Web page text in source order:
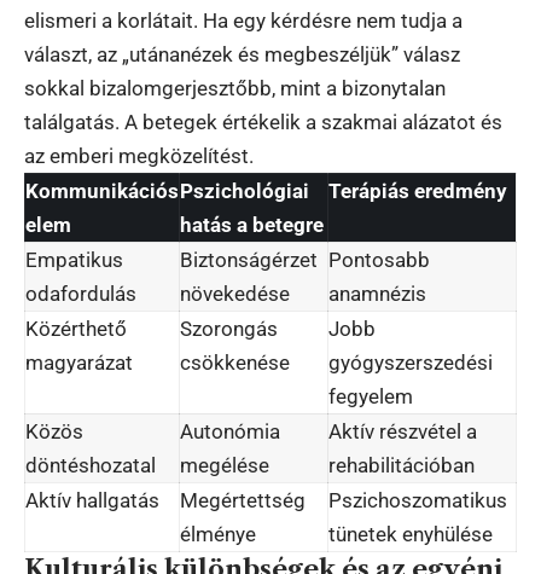
elismeri a korlátait. Ha egy kérdésre nem tudja a
választ, az „utánanézek és megbeszéljük” válasz
sokkal bizalomgerjesztőbb, mint a bizonytalan
találgatás. A betegek értékelik a szakmai alázatot és
az emberi megközelítést.
Kommunikációs
elem
Pszichológiai
hatás a betegre
Terápiás eredmény
Empatikus
odafordulás
Biztonságérzet
növekedése
Pontosabb
anamnézis
Közérthető
magyarázat
Szorongás
csökkenése
Jobb
gyógyszerszedési
fegyelem
Közös
döntéshozatal
Autonómia
megélése
Aktív részvétel a
rehabilitációban
Aktív hallgatás
Megértettség
élménye
Pszichoszomatikus
tünetek enyhülése